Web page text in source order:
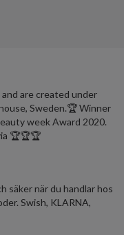
are created under
Sweden.🏆 Winner
week Award 2020.
🏆🏆🏆
säker när du handlar hos
Swish, KLARNA,